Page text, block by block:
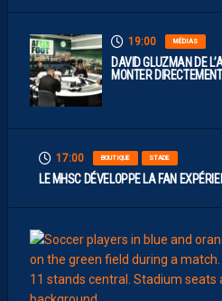
19:00 MÉDIAS
DAVID GLUZMAN DE
MONTER
17:00 BOUTIQUE STADE
LE MHSC DÉVELOPPE LA FAN